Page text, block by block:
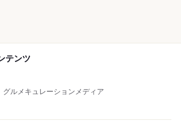
テンツ
グルメキュレーションメディア